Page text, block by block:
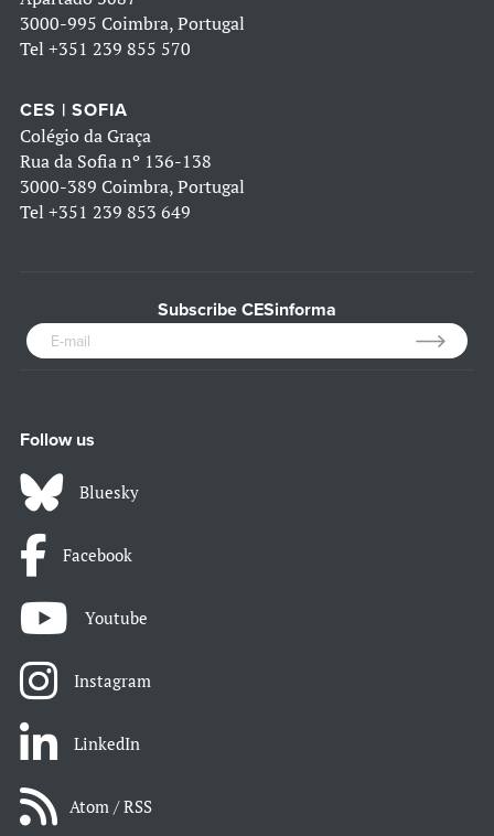
3000-995 Coimbra, Portugal
Tel +351 239 855 570
CES | SOFIA
Colégio da Graça
Rua da Sofia nº 136-138
3000-389 Coimbra, Portugal
Tel +351 239 853 649
Subscribe CESinforma
Follow us
Bluesky
Facebook
Youtube
Instagram
LinkedIn
Atom / RSS